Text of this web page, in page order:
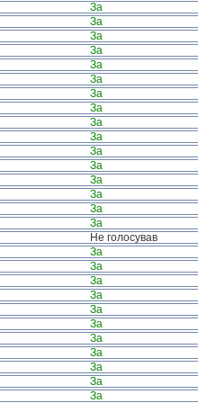
За
За
За
За
За
За
За
За
За
За
За
За
За
За
За
За
Не голосував
За
За
За
За
За
За
За
За
За
За
За